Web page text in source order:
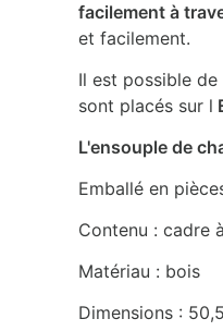
facilement à
et facilement.
Il est possible de
sont placés sur l
L'ensouple de
Emballé en
Contenu : cadre
Matériau : bois
Dimensions :